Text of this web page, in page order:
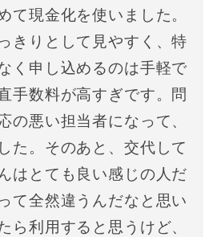
て現金化を使いました。
きりとして見やすく、特
く申し込めるのは手軽で
手数料が高すぎです。問
の悪い担当者になって、
た。そのあと、交代して
はとても良い感じの人だ
て全然違うんだなと思い
ら利用すると思うけど、